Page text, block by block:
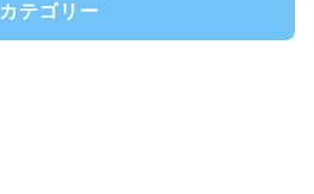
カテゴリー